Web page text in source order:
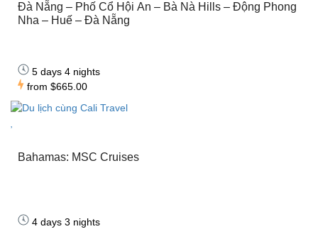
Đà Nẵng – Phố Cổ Hội An – Bà Nà Hills – Động Phong
Nha – Huế – Đà Nẵng
5 days 4 nights
from $665.00
Bahamas: MSC Cruises
4 days 3 nights